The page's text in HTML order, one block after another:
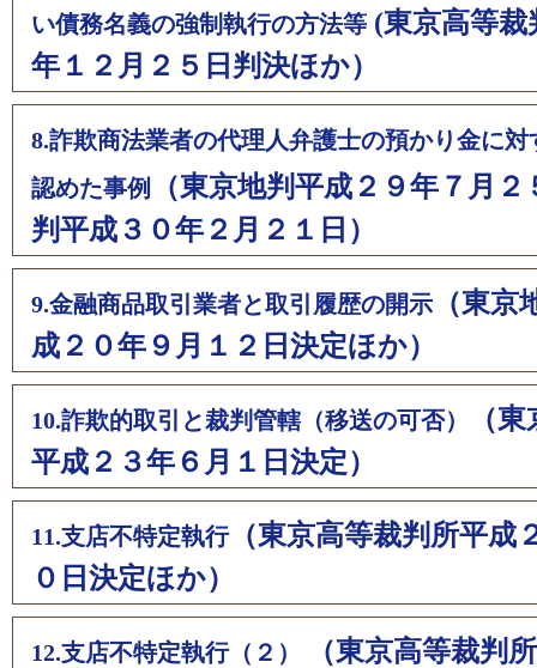
い債務名義の強制執行の方法等 (東京高等裁
年１２月２５日判決ほか）
8.詐欺商法業者の代理人弁護士の預かり金に
認めた事例
（東京地判平成２９年７月
判平成３０年２月２１日）
9.金融商品取引業者と取引履歴の開示 （東京
成２０年９月１２日決定ほか）
10.詐欺的取引と裁判管轄（移送の可否）
（
平成２３年６月１日決定）
11.支店不特定執行（東京高等裁判所平成
０日決定ほか）
12.支店不特定執行（２）
（東京高等裁判